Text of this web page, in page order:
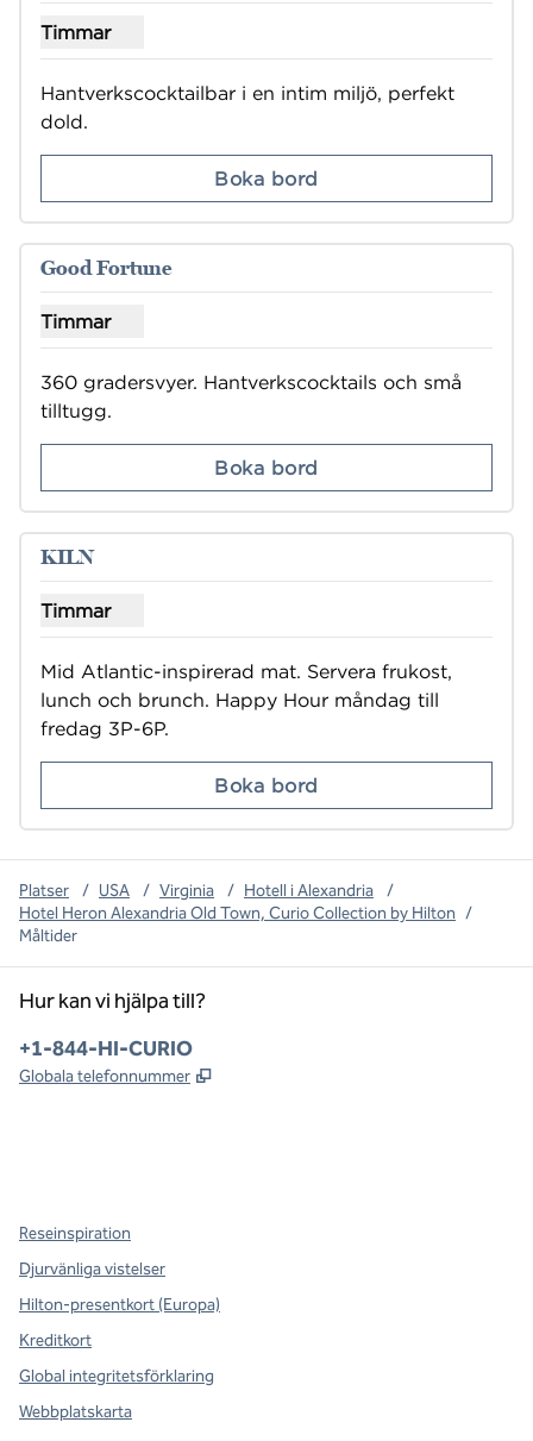
Timmar
Visa timmar för Francis Hall
Hantverkscocktailbar i en intim miljö, perfekt
dold.
Boka bord
1/3
1 av 3
föregående bild
Good Fortune
Timmar
Visa timmar för Good Fortune
360 gradersvyer. Hantverkscocktails och små
tilltugg.
Boka bord
1/3
1 av 3
föregående bild
KILN
Timmar
Visa timmar för KILN
Mid Atlantic-inspirerad mat. Servera frukost,
lunch och brunch. Happy Hour måndag till
fredag 3P-6P.
Boka bord
Platser / USA / Virginia / Hotell i Alexandria
/
Hotel Heron Alexandria Old Town, Curio Collection by Hilton /
Måltider
Hur kan vi hjälpa till?
Telefon:
+1-844-HI-CURIO
Globala telefonnummer ,
Reseinspiration
Djurvänliga vistelser
Hilton-presentkort (Europa)
Kreditkort
Global integritetsförklaring
Webbplatskarta